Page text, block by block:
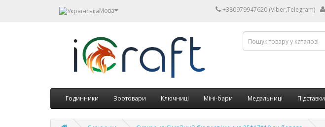
Мова +380979947620 (Viber,Telegram)
Годинники Зоотовари Ключниці Міні-бари Медальниці Підставки